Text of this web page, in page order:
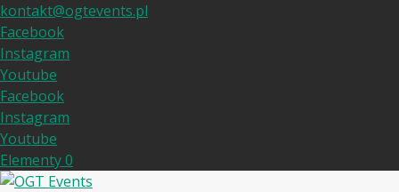
kontakt@ogtevents.pl
Facebook
Instagram
Youtube
Facebook
Instagram
Youtube
Elementy 0